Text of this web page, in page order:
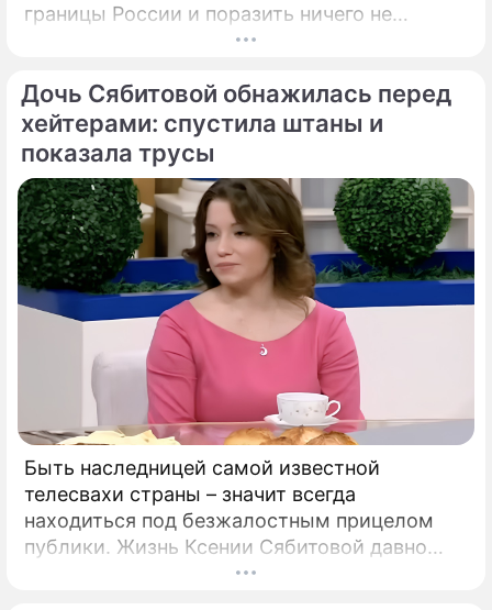
границы России и поразить ничего не
подозревающих граждан. Россию
угрозе: в страну могут завезти неизлечимый
и смертоносный вирус Бурбон.
Дочь Сябитовой обнажилась перед
хейтерами: спустила штаны и
показала трусы
Быть наследницей самой известной
телесвахи страны – значит всегда
находиться под безжалостным прицелом
публики. Жизнь Ксении Сябитовой давно
рассматривают под мощной лупой.